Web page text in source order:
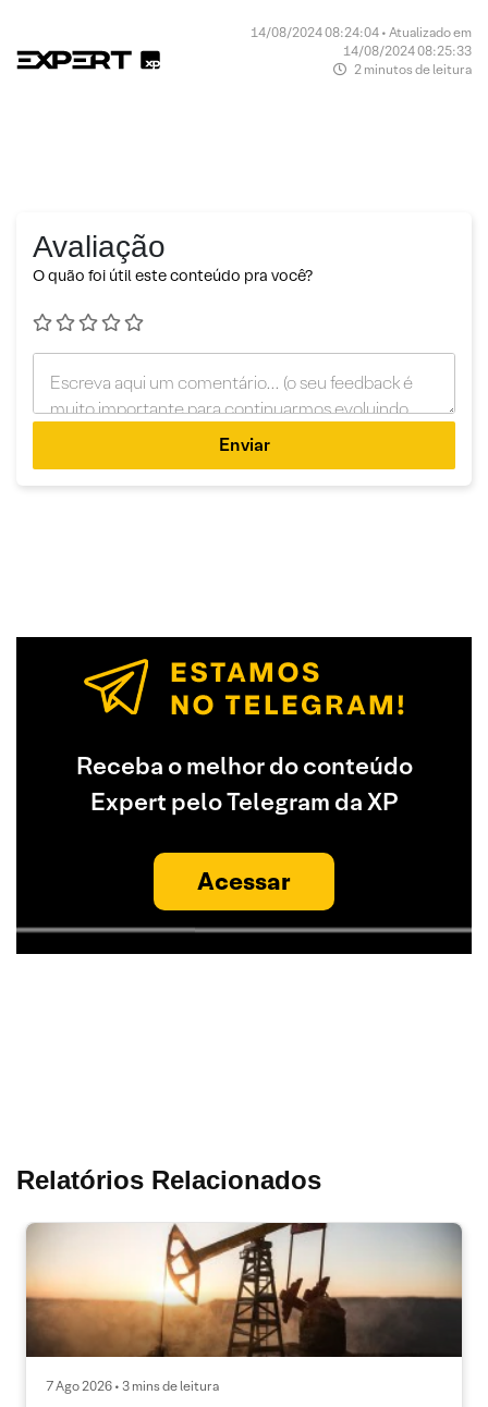
14/08/2024 08:24:04 • Atualizado em
14/08/2024 08:25:33
2 minutos de leitura
Avaliação
O quão foi útil este conteúdo pra você?
Enviar
Receba o melhor do conteúdo
Expert pelo Telegram da XP
Acessar
Relatórios Relacionados
7 Ago 2026 • 3 mins de leitura